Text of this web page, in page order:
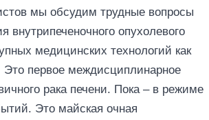
мы обсудим трудные вопросы
внутрипеченочного опухолевого
медицинских технологий как
Это первое междисциплинарное
рака печени. Пока – в режиме
Это майская очная